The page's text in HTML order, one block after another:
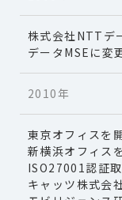
株式会社NTTデ
データMSEに変
2010年
東京オフィスを
新横浜オフィス
ISO27001認証
キャッツ株式会